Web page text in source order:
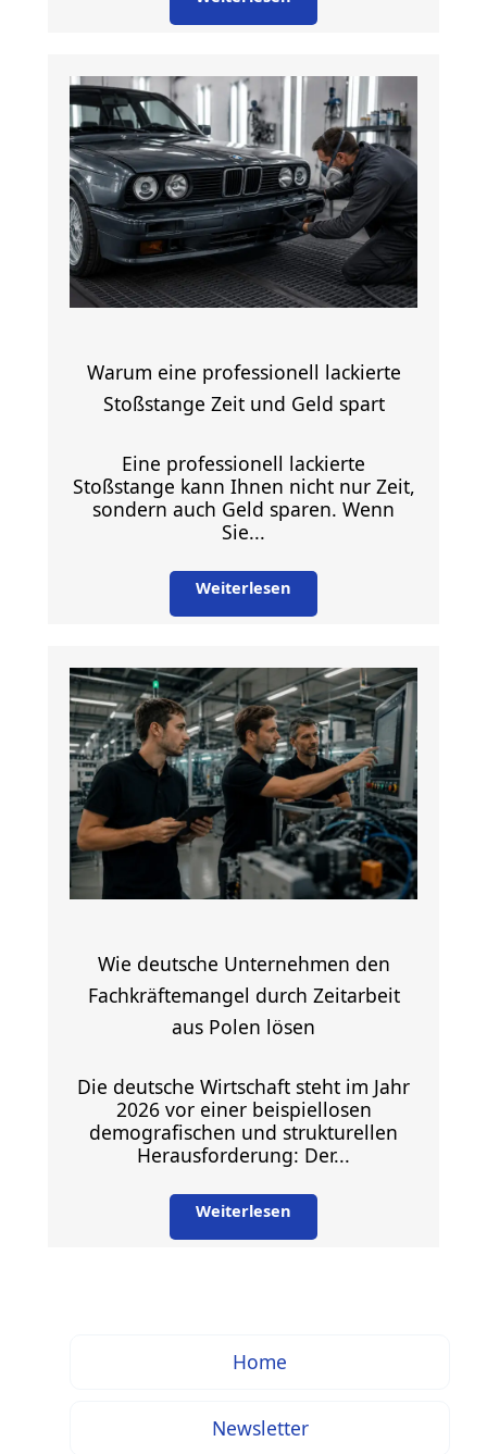
Warum eine professionell lackierte
Stoßstange Zeit und Geld spart
Eine professionell lackierte
Stoßstange kann Ihnen nicht nur Zeit,
sondern auch Geld sparen. Wenn
Sie...
Weiterlesen
Wie deutsche Unternehmen den
Fachkräftemangel durch Zeitarbeit
aus Polen lösen
Die deutsche Wirtschaft steht im Jahr
2026 vor einer beispiellosen
demografischen und strukturellen
Herausforderung: Der...
Weiterlesen
Home
Newsletter